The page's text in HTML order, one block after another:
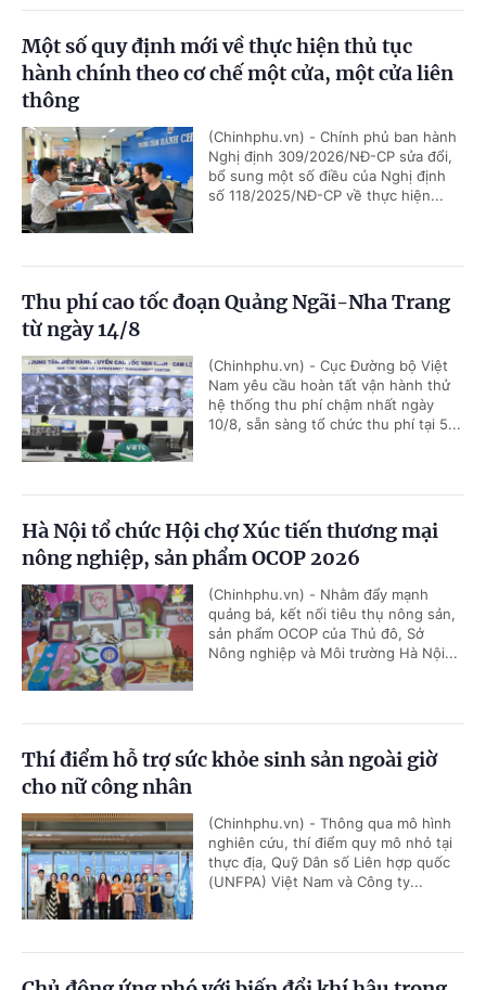
Một số quy định mới về thực hiện thủ tục
hành chính theo cơ chế một cửa, một cửa liên
thông
(Chinhphu.vn) - Chính phủ ban hành
Nghị định 309/2026/NĐ-CP sửa đổi,
bổ sung một số điều của Nghị định
số 118/2025/NĐ-CP về thực hiện...
Thu phí cao tốc đoạn Quảng Ngãi-Nha Trang
từ ngày 14/8
(Chinhphu.vn) - Cục Đường bộ Việt
Nam yêu cầu hoàn tất vận hành thử
hệ thống thu phí chậm nhất ngày
10/8, sẵn sàng tổ chức thu phí tại 5...
Hà Nội tổ chức Hội chợ Xúc tiến thương mại
nông nghiệp, sản phẩm OCOP 2026
(Chinhphu.vn) - Nhằm đẩy mạnh
quảng bá, kết nối tiêu thụ nông sản,
sản phẩm OCOP của Thủ đô, Sở
Nông nghiệp và Môi trường Hà Nội...
Thí điểm hỗ trợ sức khỏe sinh sản ngoài giờ
cho nữ công nhân
(Chinhphu.vn) - Thông qua mô hình
nghiên cứu, thí điểm quy mô nhỏ tại
thực địa, Quỹ Dân số Liên hợp quốc
(UNFPA) Việt Nam và Công ty...